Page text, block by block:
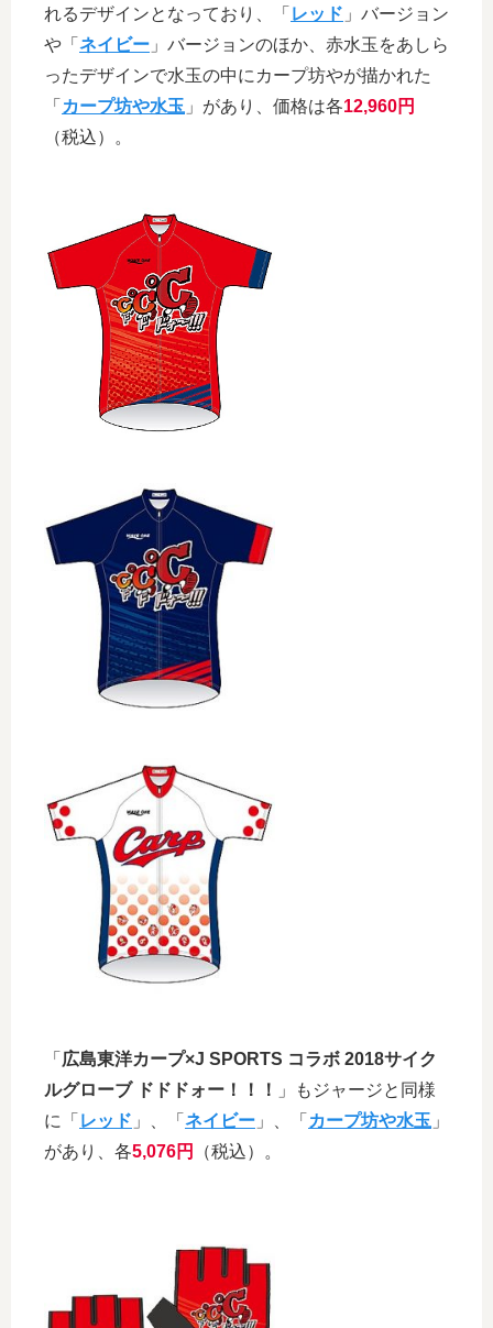
れるデザインとなっており、「 レッド 」バージョン
や「 ネイビー 」バージョンのほか、赤水玉をあしら
ったデザインで水玉の中にカープ坊やが描かれた
「 カープ坊や水玉 」があり、価格は各12,960円
（税込）。
「 広島東洋カープ×J SPORTS コラボ 2018サイク
ルグローブ ドドドォー！！！
」もジャージと同様
に「 レッド 」、「 ネイビー 」、「 カープ坊や水玉 」
があり、各5,076円 （税込）。